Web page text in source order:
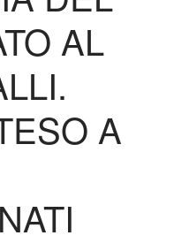
Lo Stadio
AL
A